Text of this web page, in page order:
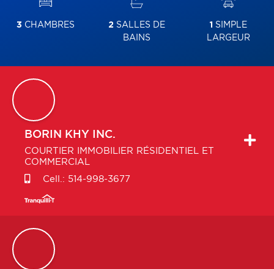
3 CHAMBRES 2 SALLES DE
BAINS
1 SIMPLE
LARGEUR
BORIN KHY INC.
COURTIER IMMOBILIER RÉSIDENTIEL ET
COMMERCIAL
Cell.: 514-998-3677